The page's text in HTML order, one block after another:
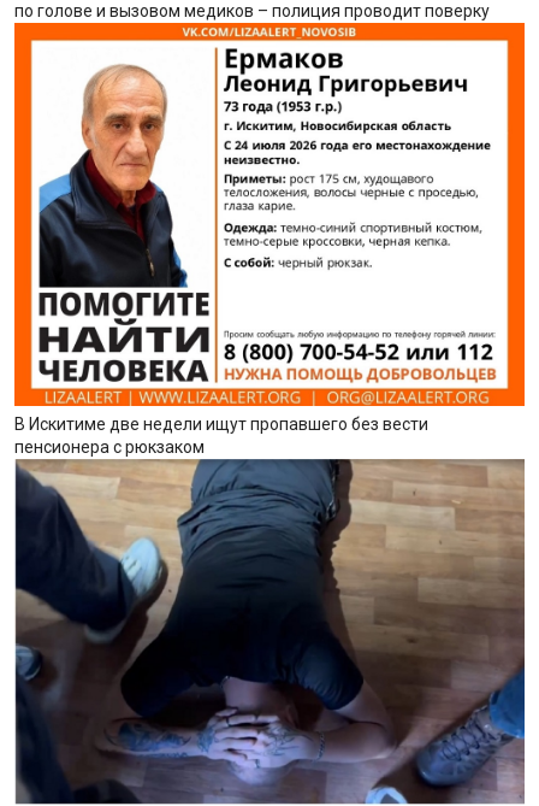
по голове и вызовом медиков – полиция проводит поверку
В Искитиме две недели ищут пропавшего без вести
пенсионера с рюкзаком